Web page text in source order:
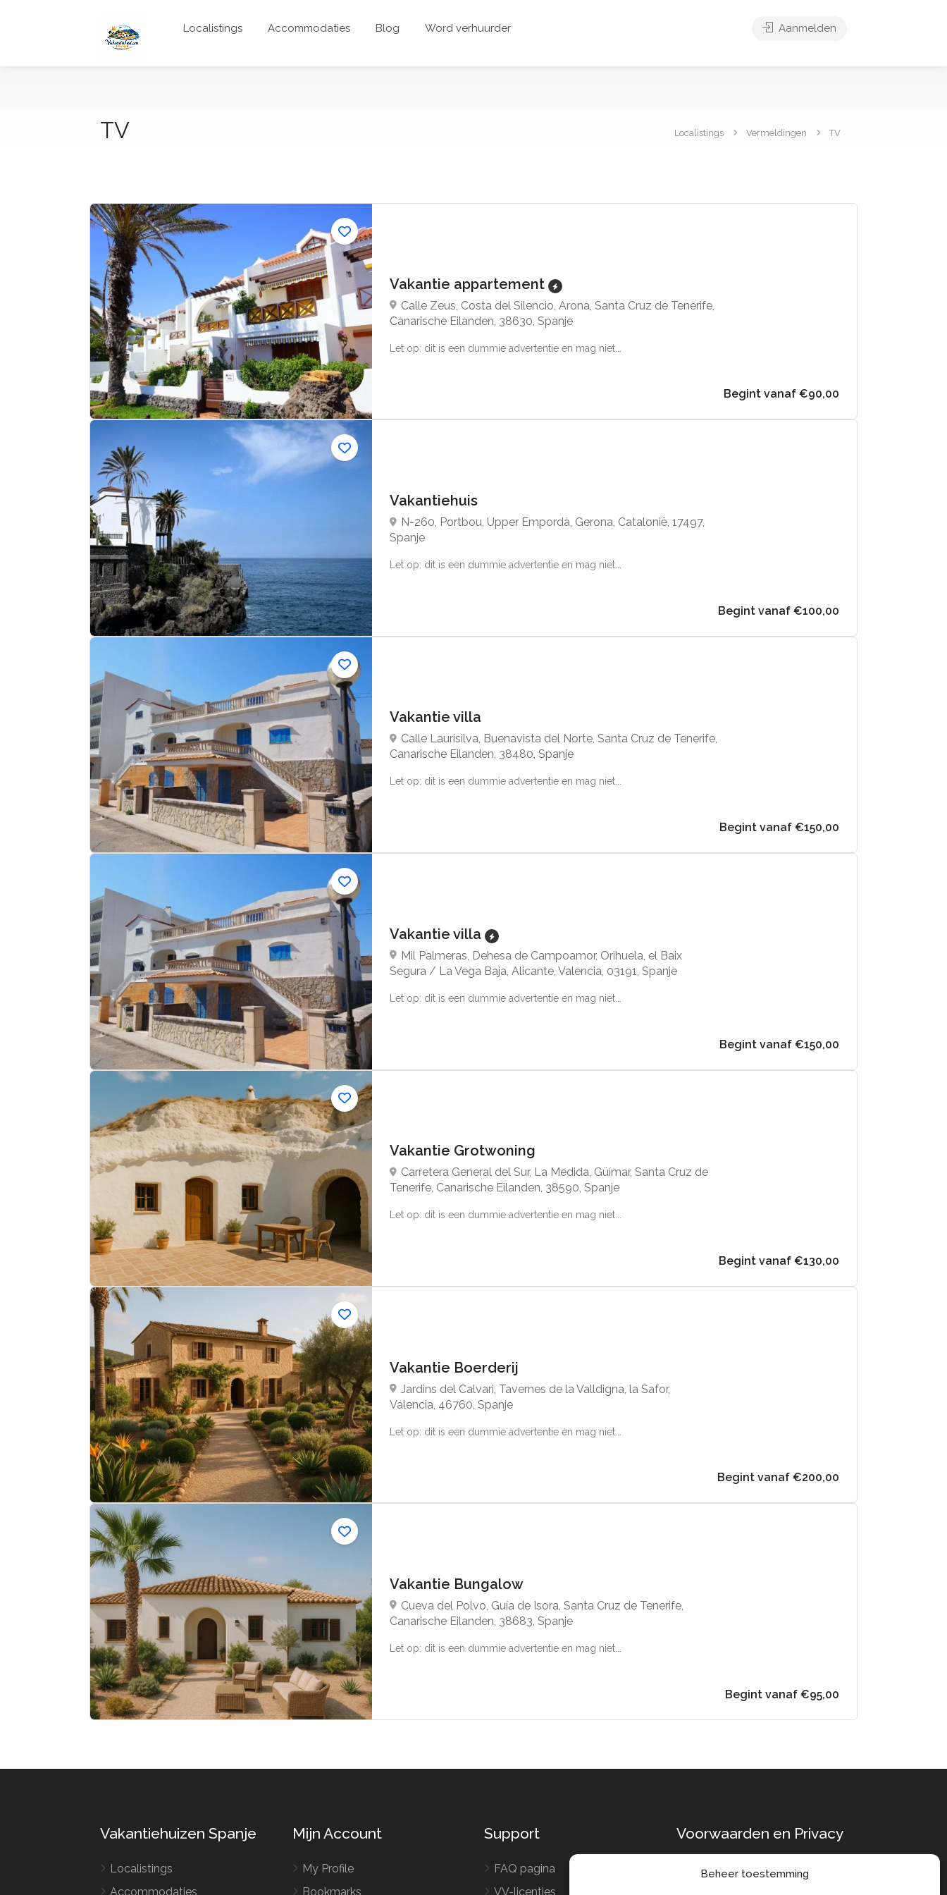
Beheer toestemming
Localistings Accommodaties Blog Word verhuurder Aanmelden
TV Localistings Vermeldingen TV
Vakantie appartement
Calle Zeus, Costa del Silencio, Arona, Santa Cruz de Tenerife,
Canarische Eilanden, 38630, Spanje
Let op: dit is een dummie advertentie en mag niet...
Begint vanaf €90,00
Vakantiehuis
N-260, Portbou, Upper Empordà, Gerona, Catalonië, 17497,
Spanje
Let op: dit is een dummie advertentie en mag niet...
Begint vanaf €100,00
Vakantie villa
Calle Laurisilva, Buenavista del Norte, Santa Cruz de Tenerife,
Canarische Eilanden, 38480, Spanje
Let op: dit is een dummie advertentie en mag niet...
Begint vanaf €150,00
Vakantie villa
Mil Palmeras, Dehesa de Campoamor, Orihuela, el Baix
Segura / La Vega Baja, Alicante, Valencia, 03191, Spanje
Let op: dit is een dummie advertentie en mag niet...
Begint vanaf €150,00
Vakantie Grotwoning
Carretera General del Sur, La Medida, Güímar, Santa Cruz de
Tenerife, Canarische Eilanden, 38590, Spanje
Let op: dit is een dummie advertentie en mag niet...
Begint vanaf €130,00
Vakantie Boerderij
Jardins del Calvari, Tavernes de la Valldigna, la Safor,
Valencia, 46760, Spanje
Let op: dit is een dummie advertentie en mag niet...
Begint vanaf €200,00
Vakantie Bungalow
Cueva del Polvo, Guía de Isora, Santa Cruz de Tenerife,
Canarische Eilanden, 38683, Spanje
Let op: dit is een dummie advertentie en mag niet...
Begint vanaf €95,00
Vakantiehuizen Spanje
Localistings
Accommodaties
Mijn Account
My Profile
Bookmarks
Support
FAQ pagina
VV-licenties
Voorwaarden en Privacy
Voorwaarden